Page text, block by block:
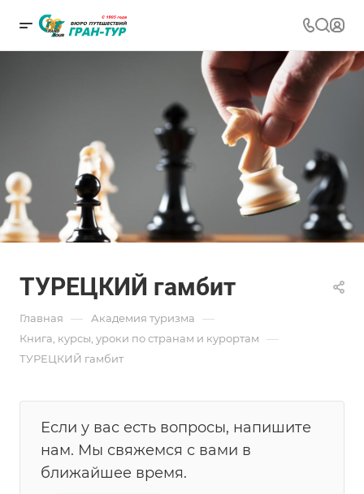
ТУРЕЦКИЙ гамбит
Главная — Академия туризма —
Книга, курсы, уроки по странам и курортам —
ТУРЕЦКИЙ гамбит
Если у вас есть вопросы, напишите
нам. Мы свяжемся с вами в
ближайшее время.